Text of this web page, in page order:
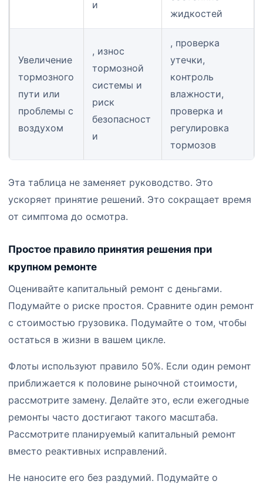
и
жидкостей
Увеличение
тормозного
пути или
проблемы с
воздухом
, износ
тормозной
системы и
риск
безопасност
и
, проверка
утечки,
контроль
влажности,
проверка и
регулировка
тормозов
Эта таблица не заменяет руководство. Это
ускоряет принятие решений. Это сокращает время
от симптома до осмотра.
Простое правило принятия решения при
крупном ремонте
Оценивайте капитальный ремонт с деньгами.
Подумайте о риске простоя. Сравните один ремонт
с стоимостью грузовика. Подумайте о том, чтобы
остаться в жизни в вашем цикле.
Флоты используют правило 50%. Если один ремонт
приближается к половине рыночной стоимости,
рассмотрите замену. Делайте это, если ежегодные
ремонты часто достигают такого масштаба.
Рассмотрите планируемый капитальный ремонт
вместо реактивных исправлений.
Не наносите его без раздумий. Подумайте о